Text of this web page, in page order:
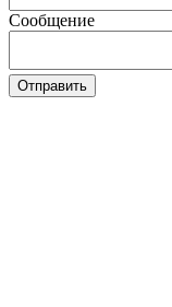
Сообщение
Отправить